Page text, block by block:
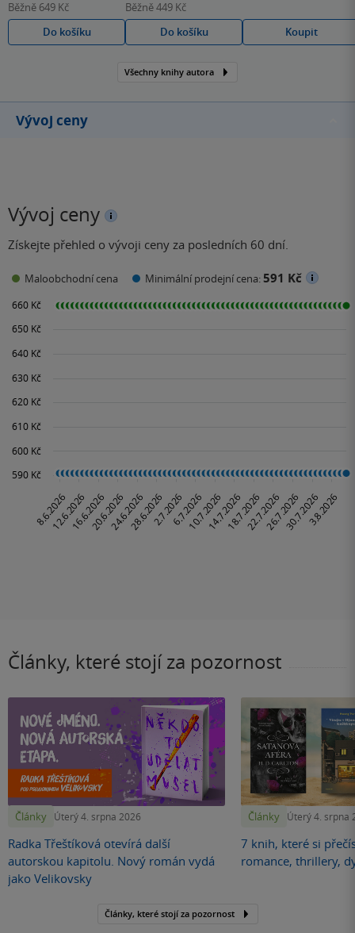
Běžně 649 Kč
Do košíku
Běžně449 Kč
Do košíku
Koupit
Všechny knihy autora
Vývoj ceny
Vývoj ceny
Získejte přehled o vývoji ceny za posledních 60 dní.
Maloobchodní cena Minimální prodejní cena:591 Kč
Články, které stojí za pozornost
Články Úterý 4. srpna 2026
Radka Třeštíková otevírá další
autorskou kapitolu. Nový román vydá
jako Velikovsky
Články Úterý 4. srpna
7 knih, které si
romance, thrillery,
Články, které stojí za pozornost